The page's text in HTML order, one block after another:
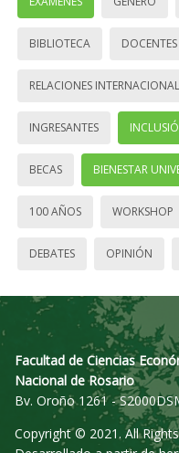
BIBLIOTECA DOCENTES
RELACIONES
INGRESANTES
BECAS BIENESTAR
100 AÑOS WORKSHOP
DEBATES OPINIÓN
Facultad de Ciencias
Nacional de Rosario
Bv. Oroño 1261 -
Copyright © 2021. All